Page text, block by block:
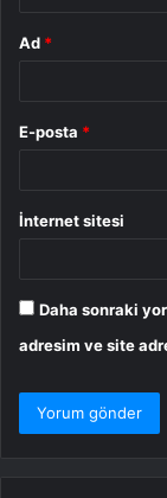
Ad *
E-posta *
İnternet sitesi
Daha sonraki
adresim ve site